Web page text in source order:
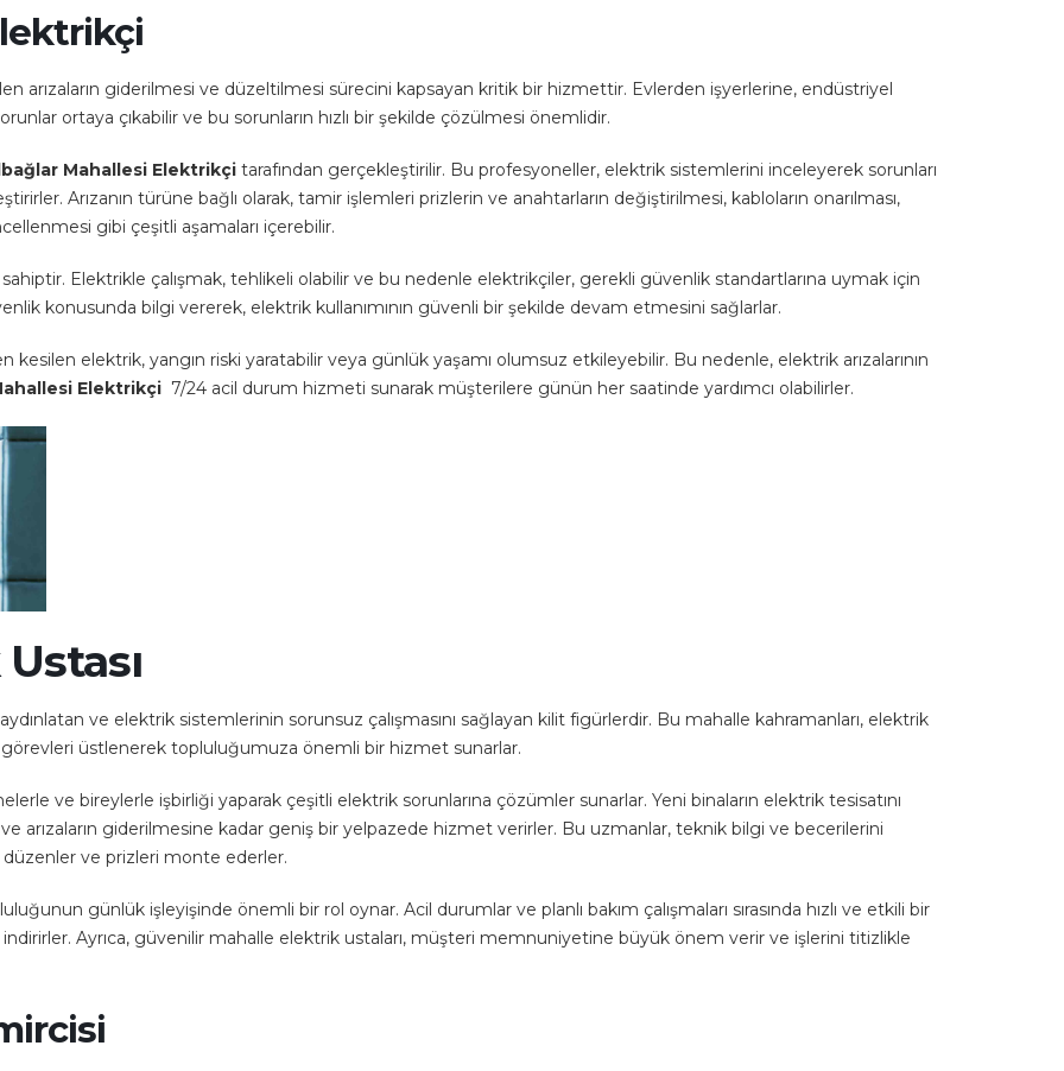
arızaların giderilmesi ve düzeltilmesi sürecini kapsayan kritik bir hizmettir. Evlerden işyerlerine, endüstriyel
ortaya çıkabilir ve bu sorunların hızlı bir şekilde çözülmesi önemlidir.
Mahallesi Elektrikçi tarafından gerçekleştirilir. Bu profesyoneller, elektrik sistemlerini inceleyerek sorunları
Arızanın türüne bağlı olarak, tamir işlemleri prizlerin ve anahtarların değiştirilmesi, kabloların onarılması,
gibi çeşitli aşamaları içerebilir.
Elektrikle çalışmak, tehlikeli olabilir ve bu nedenle elektrikçiler, gerekli güvenlik standartlarına uymak için
konusunda bilgi vererek, elektrik kullanımının güvenli bir şekilde devam etmesini sağlarlar.
elektrik, yangın riski yaratabilir veya günlük yaşamı olumsuz etkileyebilir. Bu nedenle, elektrik arızalarının
Elektrikçi 7/24 acil durum hizmeti sunarak müşterilere günün her saatinde yardımcı olabilirler.
ve elektrik sistemlerinin sorunsuz çalışmasını sağlayan kilit figürlerdir. Bu mahalle kahramanları, elektrik
görevleri üstlenerek topluluğumuza önemli bir hizmet sunarlar.
ve bireylerle işbirliği yaparak çeşitli elektrik sorunlarına çözümler sunarlar. Yeni binaların elektrik tesisatını
giderilmesine kadar geniş bir yelpazede hizmet verirler. Bu uzmanlar, teknik bilgi ve becerilerini
düzenler ve prizleri monte ederler.
günlük işleyişinde önemli bir rol oynar. Acil durumlar ve planlı bakım çalışmaları sırasında hızlı ve etkili bir
Ayrıca, güvenilir mahalle elektrik ustaları, müşteri memnuniyetine büyük önem verir ve işlerini titizlikle